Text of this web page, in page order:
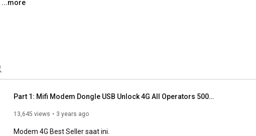
...more
Part 1: Mifi Modem Dongle USB Unlock 4G All Operators 500 Mbps Xidol K5188
13,645 views 3 years ago
Modem 4G Best Seller saat ini.